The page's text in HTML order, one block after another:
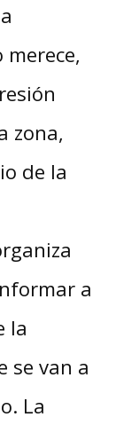
zona,
de la
a
la
se van a
La